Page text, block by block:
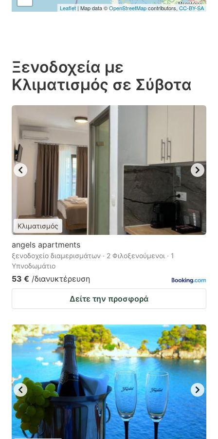
Leaflet | Map data ©OpenStreetMapcontributors,CC-BY-SA
Ξενοδοχεία με
Κλιματισμός σε Σύβοτα
Κλιματισμός
angels apartments
ξενοδοχείο διαμερισμάτων · 2 Φιλοξενούμενοι · 1
Υπνοδωμάτιο
53 € /διανυκτέρευση
Δείτε την προσφορά